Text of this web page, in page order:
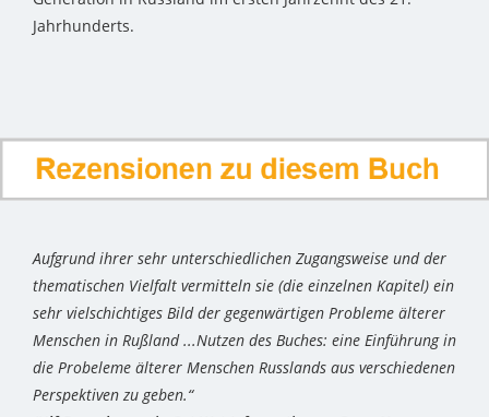
Jahrhunderts.
Aufgrund ihrer sehr unterschiedlichen Zugangsweise und der
thematischen Vielfalt vermitteln sie (die einzelnen Kapitel) ein
sehr vielschichtiges Bild der gegenwärtigen Probleme älterer
Menschen in Rußland ...Nutzen des Buches: eine Einführung in
die Probeleme älterer Menschen Russlands aus verschiedenen
Perspektiven zu geben.“